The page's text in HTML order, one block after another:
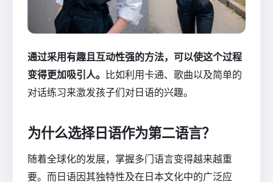
通过采用有趣且互动性强的方法，可以使这个过程
变得更加吸引人。 比如利用卡通、歌曲以及简单的
对话练习来激发孩子们对日语的兴趣。
为什么选择日语作为第二语言？
随着全球化的发展，掌握多门语言变得越来越重
要。而日语因其独特性及在日本文化中的广泛应